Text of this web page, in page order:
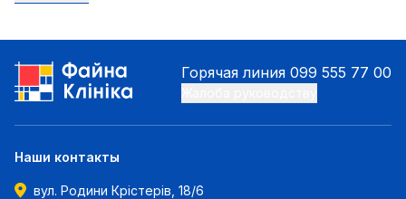
Горячая линия 099 555 77 00
Наши контакты
вул. Родини Крістерів, 18/6